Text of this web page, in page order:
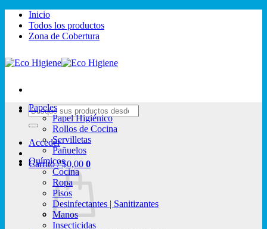
Saltar
contenido
Inicio
Todos los productos
Zona de Cobertura
Buscar
por:
Acceder
Carrito /$0,00 0
Papeles
Papel Higiénico
Rollos de Cocina
Servilletas
Pañuelos
Químicos
Cocina
Ropa
Pisos
Desinfectantes | Sanitizantes
Manos
Insecticidas